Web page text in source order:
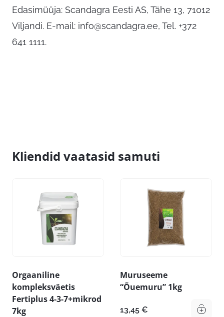
Edasimüüja: Scandagra Eesti AS, Tähe 13, 71012
Viljandi. E-mail: info@scandagra.ee, Tel. +372
641 1111.
Kliendid vaatasid samuti
Orgaaniline
kompleksväetis
Fertiplus 4-3-7+mikrod
7kg
Muruseeme
“Õuemuru” 1kg
13,45 €